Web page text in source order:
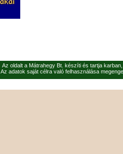
Az oldalt a Mátrahegy Bt. készíti és tartja
Az adatok saját célra való felhasználása